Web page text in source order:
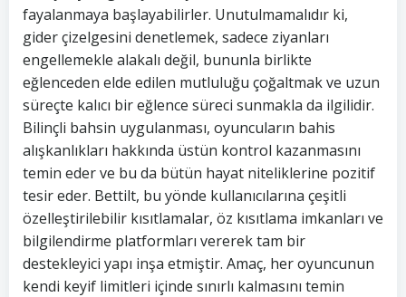
fayalanmaya başlayabilirler. Unutulmamalıdır ki,
gider çizelgesini denetlemek, sadece ziyanları
engellemekle alakalı değil, bununla birlikte
eğlenceden elde edilen mutluluğu çoğaltmak ve uzun
süreçte kalıcı bir eğlence süreci sunmakla da ilgilidir.
Bilinçli bahsin uygulanması, oyuncuların bahis
alışkanlıkları hakkında üstün kontrol kazanmasını
temin eder ve bu da bütün hayat niteliklerine pozitif
tesir eder. Bettilt, bu yönde kullanıcılarına çeşitli
özelleştirilebilir kısıtlamalar, öz kısıtlama imkanları ve
bilgilendirme platformları vererek tam bir
destekleyici yapı inşa etmiştir. Amaç, her oyuncunun
kendi keyif limitleri içinde sınırlı kalmasını temin